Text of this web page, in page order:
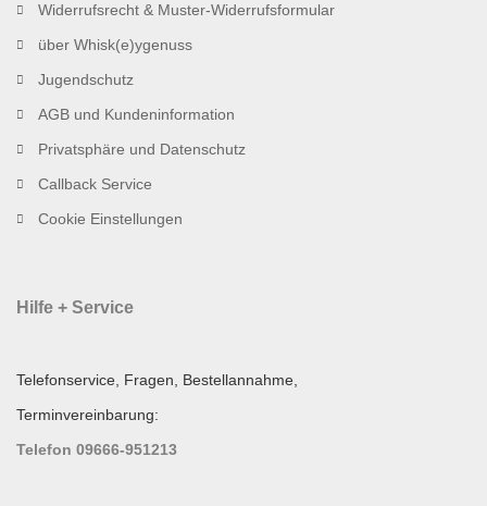
Widerrufsrecht & Muster-Widerrufsformular
über Whisk(e)ygenuss
Jugendschutz
AGB und Kundeninformation
Privatsphäre und Datenschutz
Callback Service
Cookie Einstellungen
Hilfe + Service
Telefonservice, Fragen, Bestellannahme,
Terminvereinbarung:
Telefon 09666-951213